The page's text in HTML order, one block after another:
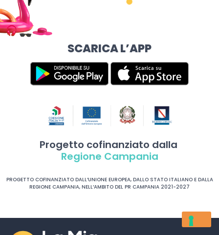
SCARICA L’APP
Progetto cofinanziato dalla
Regione Campania
PROGETTO COFINANZIATO DALL’UNIONE EUROPEA, DALLO STATO ITALIANO E DALLA
REGIONE CAMPANIA, NELL’AMBITO DEL PR CAMPANIA 2021-2027